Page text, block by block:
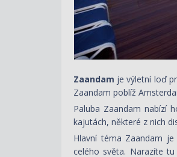
Zaandam je výletní loď
Zaandam poblíž
Paluba Zaandam nabízí
kajutách, některé z nich
Hlavní téma Zaandam je
celého světa. Narazíte